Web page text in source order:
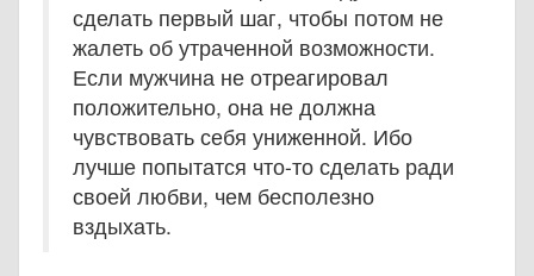
сделать первый шаг, чтобы потом не
жалеть об утраченной возможности.
Если мужчина не отреагировал
положительно, она не должна
чувствовать себя униженной. Ибо
лучше попытатся что-то сделать ради
своей любви, чем бесполезно
вздыхать.